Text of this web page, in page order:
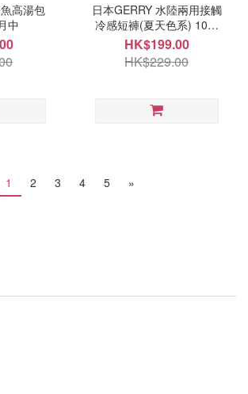
高湯包
月中
日本GERRY 水陸兩用接觸
冷感短褲(夏天色系) 10月
中
HK$199.00
HK$229.00
1 2 3 4 5 »